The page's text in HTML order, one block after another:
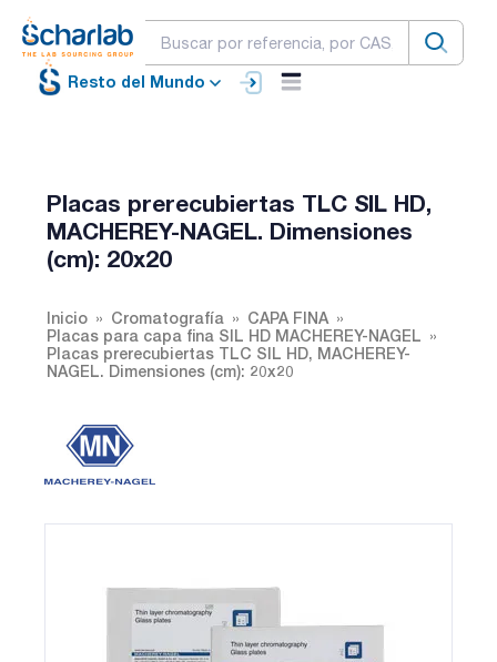
Resto del Mundo
Placas prerecubiertas TLC SIL HD,
MACHEREY-NAGEL. Dimensiones
(cm): 20x20
Inicio Cromatografía
CAPA FINA
Placas para capa fina SIL HD MACHEREY-NAGEL
Placas prerecubiertas TLC SIL HD, MACHEREY-
NAGEL. Dimensiones (cm): 20x20